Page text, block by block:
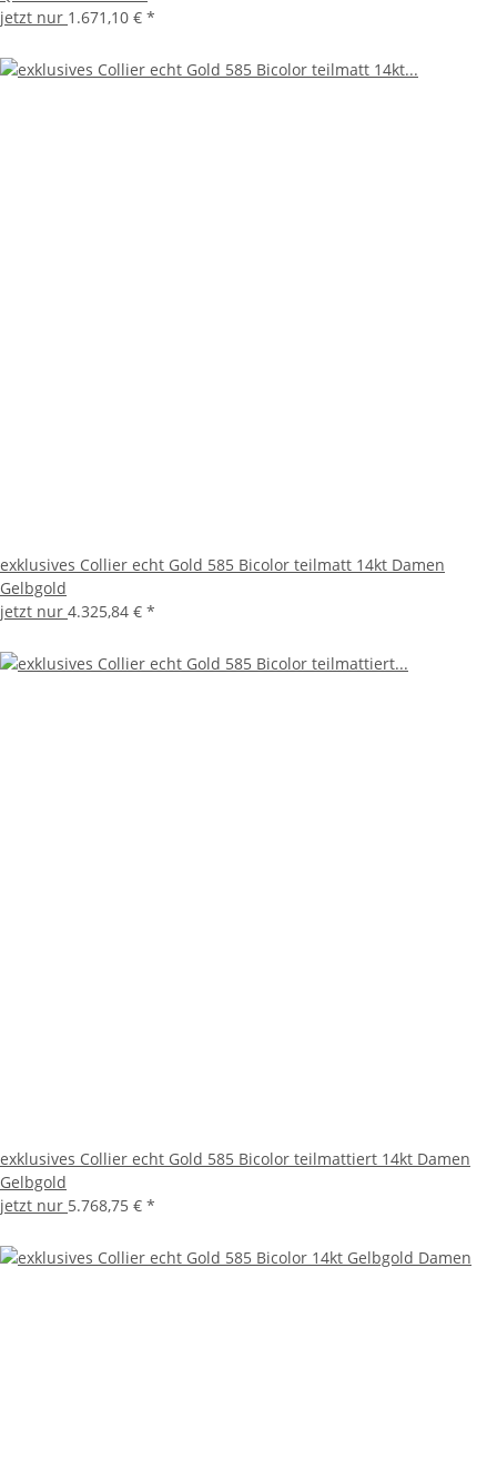
jetzt nur 1.671,10 € *
exklusives Collier echt Gold 585 Bicolor teilmatt 14kt Damen
Gelbgold
jetzt nur 4.325,84 € *
exklusives Collier echt Gold 585 Bicolor teilmattiert 14kt Damen
Gelbgold
jetzt nur 5.768,75 € *